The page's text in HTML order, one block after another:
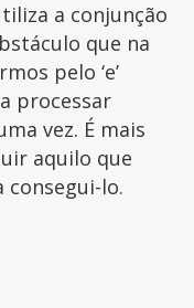
a conjunção
que na
pelo ‘e’
processar
vez. É mais
aquilo que
consegui-lo.